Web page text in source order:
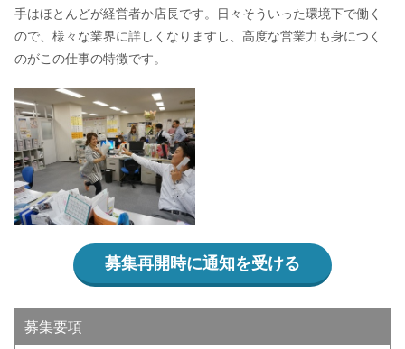
手はほとんどが経営者か店長です。日々そういった環境下で働く
ので、様々な業界に詳しくなりますし、高度な営業力も身につく
のがこの仕事の特徴です。
募集再開時に通知を受ける
募集要項